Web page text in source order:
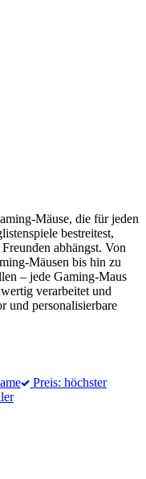
Mäuse, die für jeden
bestreitest,
abhängst. Von
Mäusen bis hin zu
– jede Gaming-Maus
verarbeitet und
und personalisierbare
Preis: höchster